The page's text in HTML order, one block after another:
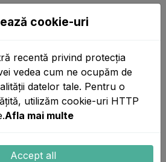
mare;
cookie-uri
recentă privind protecția
vedea cum ne ocupăm de
datelor tale. Pentru o
utilizăm cookie-uri HTTP
Afla mai multe
Accept all